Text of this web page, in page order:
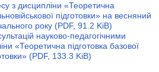
з дисципліни «Теоретична
підготовки» на весняний
року (PDF, 91.2 KiB)
науково-педагогічними
«Теоретична підготовка базової
(PDF, 133.3 KiB)